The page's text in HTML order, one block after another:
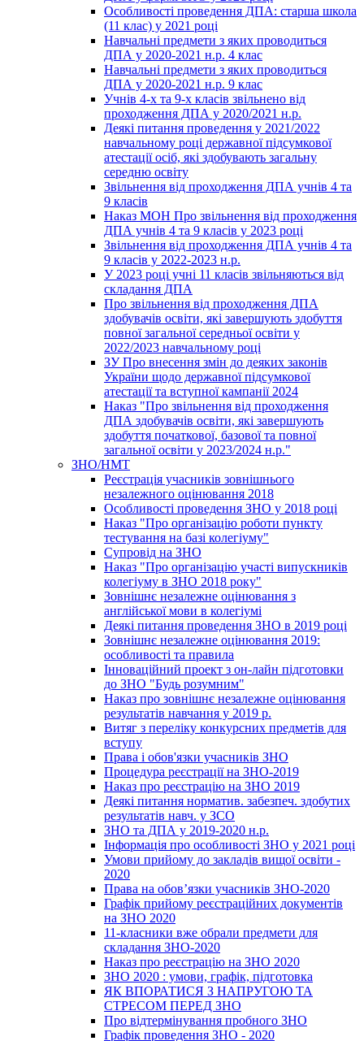
Особливості проведення ДПА: старша школа
(11 клас) у 2021 році
Навчальні предмети з яких проводиться
ДПА у 2020-2021 н.р. 4 клас
Навчальні предмети з яких проводиться
ДПА у 2020-2021 н.р. 9 клас
Учнів 4-х та 9-х класів звільнено від
проходження ДПА у 2020/2021 н.р.
Деякі питання проведення у 2021/2022
навчальному році державної підсумкової
атестації осіб, які здобувають загальну
середню освіту
Звільнення від проходження ДПА учнів 4 та
9 класів
Наказ МОН Про звільнення від проходження
ДПА учнів 4 та 9 класів у 2023 році
Звільнення від проходження ДПА учнів 4 та
9 класів у 2022-2023 н.р.
У 2023 році учні 11 класів звільняються від
складання ДПА
Про звільнення від проходження ДПА
здобувачів освіти, які завершують здобуття
повної загальної середньої освіти у
2022/2023 навчальному році
ЗУ Про внесення змін до деяких законів
України щодо державної підсумкової
атестації та вступної кампанії 2024
Наказ "Про звільнення від проходження
ДПА здобувачів освіти, які завершують
здобуття початкової, базової та повної
загальної освіти у 2023/2024 н.р."
ЗНО/НМТ
Реєстрація учасників зовнішнього
незалежного оцінювання 2018
Особливості проведення ЗНО у 2018 році
Наказ "Про організацію роботи пункту
тестування на базі колегіуму"
Супровід на ЗНО
Наказ "Про організацію участі випускників
колегіуму в ЗНО 2018 року"
Зовнішнє незалежне оцінювання з
англійської мови в колегіумі
Деякі питання проведення ЗНО в 2019 році
Зовнішнє незалежне оцінювання 2019:
особливості та правила
Інноваційний проект з он-лайн підготовки
до ЗНО "Будь розумним"
Наказ про зовнішнє незалежне оцінювання
результатів навчання у 2019 р.
Витяг з переліку конкурсних предметів для
вступу
Права і обов'язки учасників ЗНО
Процедура реєстрації на ЗНО-2019
Наказ про реєстрацію на ЗНО 2019
Деякі питання норматив. забезпеч. здобутих
результатів навч. у ЗСО
ЗНО та ДПА у 2019-2020 н.р.
Інформація про особливості ЗНО у 2021 році
Умови прийому до закладів вищої освіти -
2020
Права на обов’язки учасників ЗНО-2020
Графік прийому реєстраційних документів
на ЗНО 2020
11-класники вже обрали предмети для
складання ЗНО-2020
Наказ про реєстрацію на ЗНО 2020
ЗНО 2020 : умови, графік, підготовка
ЯК ВПОРАТИСЯ З НАПРУГОЮ ТА
СТРЕСОМ ПЕРЕД ЗНО
Про відтермінування пробного ЗНО
Графік проведення ЗНО - 2020